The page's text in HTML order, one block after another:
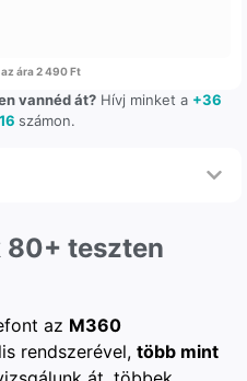
ára 2 490 Ft
vannéd át?Hívj minket a +36
számon.
80+ teszten
az M360
rendszerével, több mint